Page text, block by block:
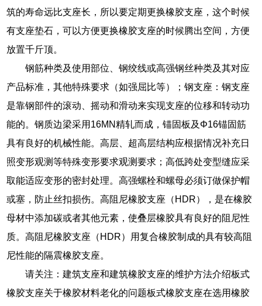
筑的寿命远比支座长，所以要定期更换橡胶支座，这个时候
有支座垫石，可以方便更换橡胶支座的时候腾出空间，方便
放置千斤顶。
钢筋种类及使用部位、钢绞线或高强钢丝种类及其对应
产品标准，其他特殊要求（如强屈比等）；钢支座：钢支座
是靠钢部件的滚动、摇动和滑动来实现支座的位移和转动功
能的。钢质边梁采用16MN精轧而成，锚固板及Φ16锚固筋
具有良好的机械性能。高层、超高层结构应根据情况补充日
照变形观测等特殊变形要求观测要求；高低跨处变型缝应采
取能适应变形的密封处理。高强螺栓和螺母必须订做保护帽
或塞，防止丝扣损伤。高阻尼橡胶支座（HDR），是在橡胶
母材中添加碳或者其他元素，使叠层橡胶具有良好的阻尼性
质。高阻尼橡胶支座（HDR）用复合橡胶制成的具有较高阻
尼性能的隔震橡胶支座。
请关注：建筑支座和建筑橡胶支座的维护方法介绍板式
橡胶支座关于橡胶材料老化的问题板式橡胶支座在选用橡胶